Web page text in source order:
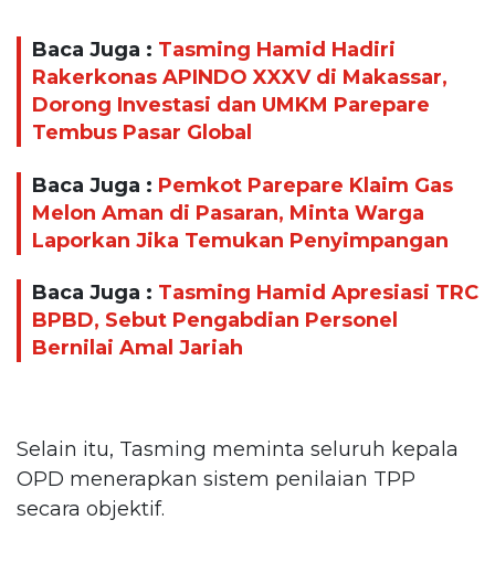
Baca Juga : Tasming Hamid Hadiri
Rakerkonas APINDO XXXV di Makassar,
Dorong Investasi dan UMKM Parepare
Tembus Pasar Global
Baca Juga : Pemkot Parepare Klaim Gas
Melon Aman di Pasaran, Minta Warga
Laporkan Jika Temukan Penyimpangan
Baca Juga : Tasming Hamid Apresiasi TRC
BPBD, Sebut Pengabdian Personel
Bernilai Amal Jariah
Selain itu, Tasming meminta seluruh kepala
OPD menerapkan sistem penilaian TPP
secara objektif.